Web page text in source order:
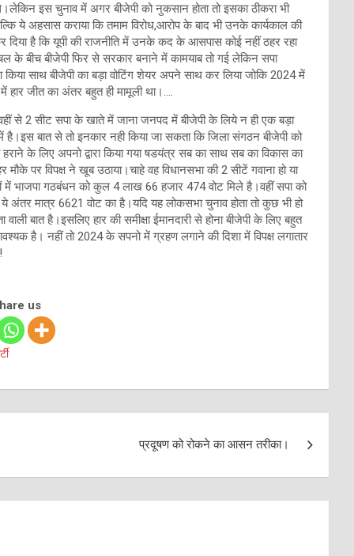
इस चुनाव में अगर बीजेपी को नुकसान होता तो इसका ठीकरा भी
ये अहसास कराया कि तमाम विरोध,आरोप के बाद भी उनके कार्यकाल की
दिया है कि यूपी की राजनीति में उनके कद के आसपास कोई नहीं ठहर रहा
के बीच बीजेपी फिर से सरकार बनाने में कामयाब तो गई लेकिन सपा
साथ बीजेपी का बड़ा वोटिंग शेयर अपने साथ कर लिया जोकि 2024 में
हार जीत का अंतर बहुत ही मामूली था।….
से 2 सीट सपा के खाते में जाना जनपद में बीजेपी के लिये न ही एक बड़ा
है।इस बात से तो इनकार नही किया जा सकता कि जिला संगठन बीजेपी को
के लिए अपनो द्वारा किया गया षडयंत्र सब का साथ सब का विकास का
पर विपक्ष ने खूब उठाया।चाहे वह विधानसभा की 2 सीटें गवाना हो या
में भाजपा गठबंधन को कुल 4 लाख 66 हजार 474 वोट मिले है।वहीं सपा को
मात्र 6621 वोट का है।यदि यह लोकसभा चुनाव होता तो कुछ भी हो
बात है।इसलिए हार की समीक्षा ईमानदारी से होना बीजेपी के लिए बहुत
है। नहीं तो 2024 के सपनो में ग्रहण लगाने की दिशा में विपक्ष लगातार
us
प्रदूषण को रोकने का आसन तरीका।